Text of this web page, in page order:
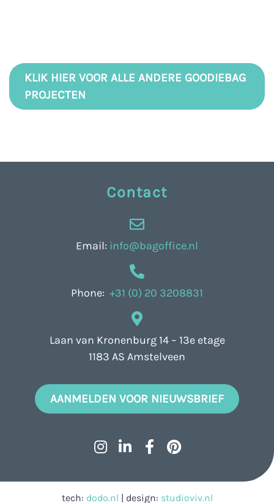
KLIK HIER VOOR ALLE ANDERE GOODIEBAG
PROJECTEN
Contact
Email: info@bagoffice.nl
Phone: +31 (0) 20 3208831
Laan van Kronenburg 14 – 13e etage
1183 AS Amstelveen
AANMELDEN VOOR NIEUWSBRIEF
tech: dodo.nl | design: studioviv.nl